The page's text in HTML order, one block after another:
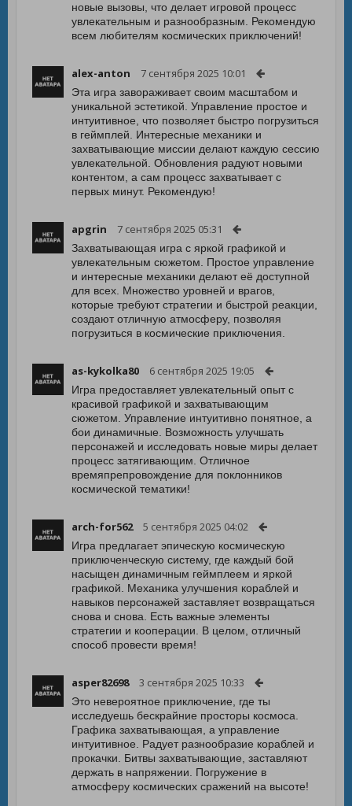
новые вызовы, что делает игровой процесс
увлекательным и разнообразным. Рекомендую
всем любителям космических приключений!
alex-anton 7 сентября 2025 10:01
Эта игра завораживает своим масштабом и
уникальной эстетикой. Управление простое и
интуитивное, что позволяет быстро погрузиться
в геймплей. Интересные механики и
захватывающие миссии делают каждую сессию
увлекательной. Обновления радуют новыми
контентом, а сам процесс захватывает с
первых минут. Рекомендую!
apgrin 7 сентября 2025 05:31
Захватывающая игра с яркой графикой и
увлекательным сюжетом. Простое управление
и интересные механики делают её доступной
для всех. Множество уровней и врагов,
которые требуют стратегии и быстрой реакции,
создают отличную атмосферу, позволяя
погрузиться в космические приключения.
as-kykolka80 6 сентября 2025 19:05
Игра предоставляет увлекательный опыт с
красивой графикой и захватывающим
сюжетом. Управление интуитивно понятное, а
бои динамичные. Возможность улучшать
персонажей и исследовать новые миры делает
процесс затягивающим. Отличное
времяпрепровождение для поклонников
космической тематики!
arch-for562 5 сентября 2025 04:02
Игра предлагает эпическую космическую
приключенческую систему, где каждый бой
насыщен динамичным геймплеем и яркой
графикой. Механика улучшения кораблей и
навыков персонажей заставляет возвращаться
снова и снова. Есть важные элементы
стратегии и кооперации. В целом, отличный
способ провести время!
asper82698 3 сентября 2025 10:33
Это невероятное приключение, где ты
исследуешь бескрайние просторы космоса.
Графика захватывающая, а управление
интуитивное. Радует разнообразие кораблей и
прокачки. Битвы захватывающие, заставляют
держать в напряжении. Погружение в
атмосферу космических сражений на высоте!